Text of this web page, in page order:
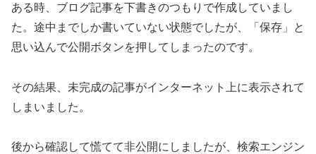
ある時、ブログ記事を下書きのつもりで作成していまし
た。途中までしか書いていない状態でしたが、「保存」と
思い込んで公開ボタンを押してしまったのです。
その結果、未完成の記事がインターネット上に表示されて
しまいました。
後から確認して慌てて非公開にしましたが、検索エンジン